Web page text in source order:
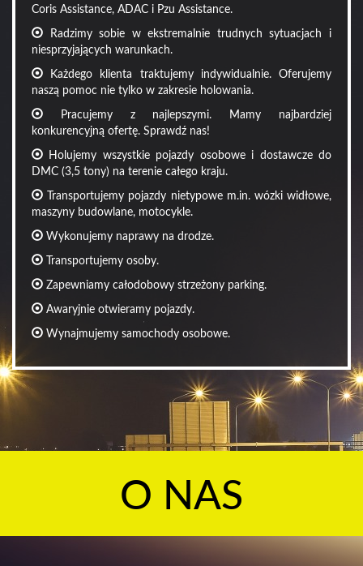
Coris Assistance, ADAC i Pzu Assistance.
Radzimy sobie w ekstremalnie trudnych sytuacjach i
niesprzyjających warunkach.
Każdego klienta traktujemy indywidualnie. Oferujemy
naszą pomoc nie tylko w zakresie holowania.
Pracujemy z najlepszymi. Mamy najbardziej
konkurencyjną ofertę. Sprawdź nas!
Holujemy wszystkie pojazdy osobowe i dostawcze do
DMC (3,5 tony) na terenie całego kraju.
Transportujemy pojazdy nietypowe m.in. wózki widłowe,
maszyny budowlane, motocykle.
Wykonujemy naprawy na drodze.
Transportujemy osoby.
Zapewniamy całodobowy strzeżony parking.
Awaryjnie otwieramy pojazdy.
Wynajmujemy samochody osobowe.
O NAS